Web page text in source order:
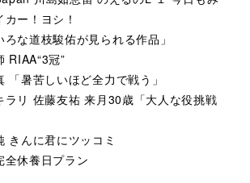
ー！ヨシ！
ろな道枝駿佑が見られる作品」
RIAA“3冠”
「暑苦しいほど全力で戦う」
ラリ 佐藤友祐 来月30歳「大人な役挑戦
きんに君にツッコミ
全休養日プラン